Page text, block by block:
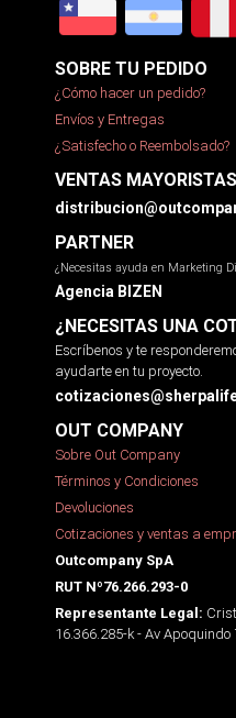
SOBRE TU PEDIDO
¿Cómo hacer un pedido?
Envíos y Entregas
¿Satisfecho o Reembolsado?
VENTAS MAYORISTAS
PARTNER
¿Necesitas ayuda en Marketing
Agencia BIZEN
¿NECESITAS UNA
Escríbenos y te
ayudarte en tu proyecto.
OUT COMPANY
Sobre Out Company
Términos y Condiciones
Devoluciones
Cotizaciones y ventas a
Outcompany SpA
RUT Nº76.266.293-0
Representante Legal:
16.366.285-k - Av Apoquindo